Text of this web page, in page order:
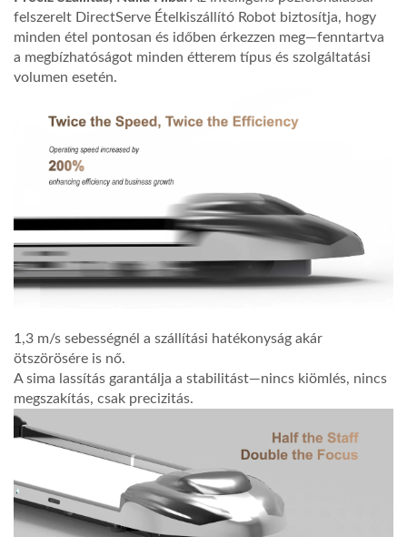
felszerelt DirectServe Ételkiszállító Robot biztosítja, hogy
minden étel pontosan és időben érkezzen meg—fenntartva
a megbízhatóságot minden étterem típus és szolgáltatási
volumen esetén.
1,3 m/s sebességnél a szállítási hatékonyság akár
ötszörösére is nő.
A sima lassítás garantálja a stabilitást—nincs kiömlés, nincs
megszakítás, csak precizitás.